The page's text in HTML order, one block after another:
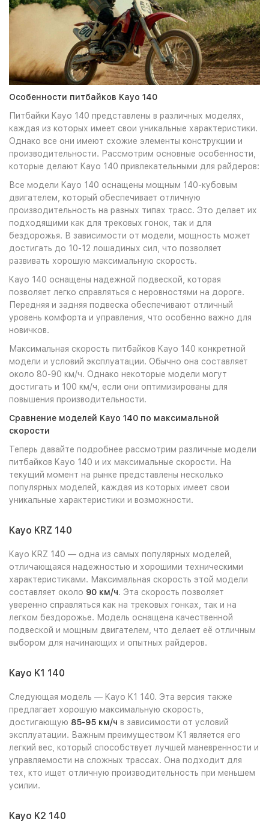
Особенности питбайков Kayo 140
Питбайки Kayo 140 представлены в различных моделях,
каждая из которых имеет свои уникальные характеристики.
Однако все они имеют схожие элементы конструкции и
производительности. Рассмотрим основные особенности,
которые делают Kayo 140 привлекательными для райдеров:
Все модели Kayo 140 оснащены мощным 140-кубовым
двигателем, который обеспечивает отличную
производительность на разных типах трасс. Это делает их
подходящими как для трековых гонок, так и для
бездорожья. В зависимости от модели, мощность может
достигать до 10-12 лошадиных сил, что позволяет
развивать хорошую максимальную скорость.
Kayo 140 оснащены надежной подвеской, которая
позволяет легко справляться с неровностями на дороге.
Передняя и задняя подвеска обеспечивают отличный
уровень комфорта и управления, что особенно важно для
новичков.
Максимальная скорость питбайков Kayo 140 конкретной
модели и условий эксплуатации. Обычно она составляет
около 80-90 км/ч. Однако некоторые модели могут
достигать и 100 км/ч, если они оптимизированы для
повышения производительности.
Сравнение моделей Kayo 140 по максимальной
скорости
Теперь давайте подробнее рассмотрим различные модели
питбайков Kayo 140 и их максимальные скорости. На
текущий момент на рынке представлены несколько
популярных моделей, каждая из которых имеет свои
уникальные характеристики и возможности.
Kayo KRZ 140
Kayo KRZ 140 — одна из самых популярных моделей,
отличающаяся надежностью и хорошими техническими
характеристиками. Максимальная скорость этой модели
составляет около 90 км/ч. Эта скорость позволяет
уверенно справляться как на трековых гонках, так и на
легком бездорожье. Модель оснащена качественной
подвеской и мощным двигателем, что делает её отличным
выбором для начинающих и опытных райдеров.
Kayo K1 140
Следующая модель — Kayo K1 140. Эта версия также
предлагает хорошую максимальную скорость,
достигающую 85-95 км/ч в зависимости от условий
эксплуатации. Важным преимуществом K1 является его
легкий вес, который способствует лучшей маневренности и
управляемости на сложных трассах. Она подходит для
тех, кто ищет отличную производительность при меньшем
усилии.
Kayo K2 140